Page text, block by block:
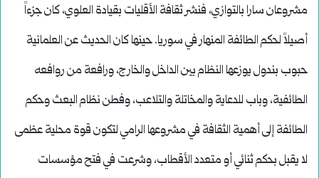
مشروعان سارا بالتوازي، فنشر ثقافة الأقليات بقيادة العلوي، كان جزءاً
أصيلاً لحكم الطائفة المنهار في سوريا. حينها كان الحديث عن العلمانية
حبوب بندول يوزعها النظام بين الداخل والخارج، ورافعة من روافعه
الطائفية، وباب للدعاية والمخاتلة والتلاعب، وفطن نظام البعث وحكم
الطائفة إلى أهمية الثقافة في مشروعها الرامي لتكون قوة محلية عظمى
لا يقبل بحكم ثنائي أو متعدد الأقطاب، وشرعت في فتح مؤسسات